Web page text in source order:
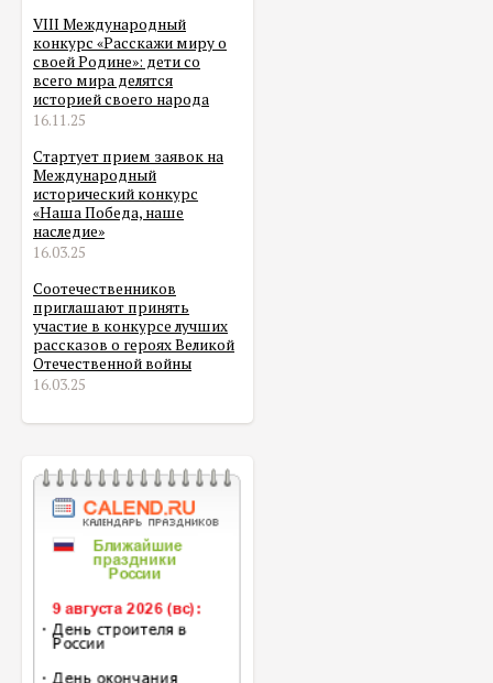
VIII Международный
конкурс «Расскажи миру о
своей Родине»: дети со
всего мира делятся
историей своего народа
16.11.25
Стартует прием заявок на
Международный
исторический конкурс
«Наша Победа, наше
наследие»
16.03.25
Соотечественников
приглашают принять
участие в конкурсе лучших
рассказов о героях Великой
Отечественной войны
16.03.25